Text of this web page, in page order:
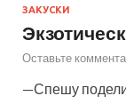
ЗАКУСКИ
Оставьте
—Спешу